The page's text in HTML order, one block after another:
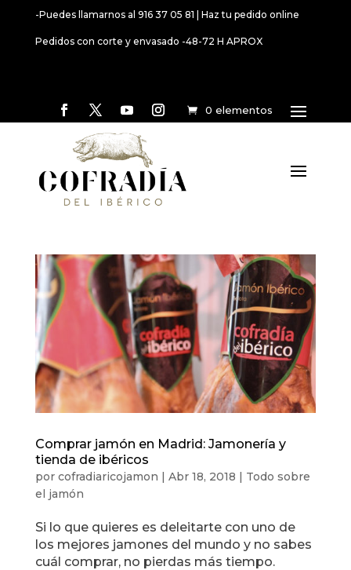
-Puedes llamarnos al 916 37 05 81 | Haz tu pedido online
Pedidos con corte y envasado -48-72 H APROX
0 elementos
Comprar jamón en Madrid: Jamonería y
tienda de ibéricos
por cofradiaricojamon | Abr 18, 2018 | Todo sobre
el jamón
Si lo que quieres es deleitarte con uno de
los mejores jamones del mundo y no sabes
cuál comprar, no pierdas más tiempo.